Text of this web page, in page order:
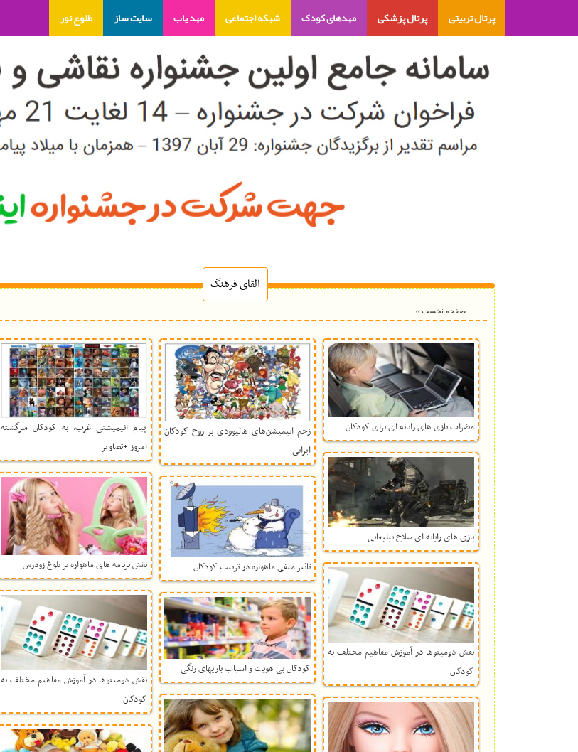
پرتال تربیتی پرتال پزشکی مهدهای کودک شبکه اجتماعی مهد یاب سایت ساز طلوع نور
القای فرهنگ
صفحه نخست››
پیام انیمیشنی غرب، به کودکان سرگشته
امروز +تصاویر
زخم انیمیشن‌های هالیوودی بر روح کودکان
ایرانی
مضرات بازی‌ های رایانه ای برای کودکان
بازی های رایانه ای سلاح تبلیغاتی
نقش برنامه های ماهواره بر بلوغ زودرس
تاثیر منفی ماهواره در تربیت کودکان
نقش دومینوها در آموزش مفاهیم مختلف به
کودکان
نقش دومینوها در آموزش مفاهیم مختلف به
کودکان
کودکان بی هویت و اسباب بازیهای رنگی